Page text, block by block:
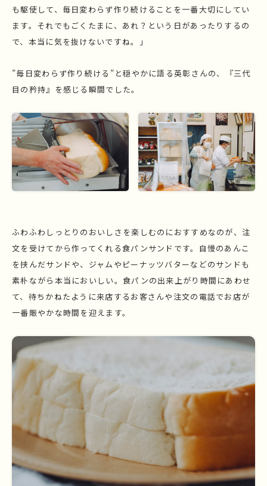
も駆使して、毎日変わらず作り続けることを一番大切にしてい
ます。それでもごくたまに、あれ？という日があったりするの
で、本当に気を抜けないですね。」
”毎日変わらず作り続ける”と穏やかに語る英彰さんの、『三代
目の矜持』を感じる瞬間でした。
ふわふわしっとりのおいしさを楽しむのにおすすめなのが、注
文を受けてから作ってくれる食パンサンドです。自慢のあんこ
を挟んだサンドや、ジャムやピーナッツバターなどのサンドも
素朴ながら本当においしい。食パンの出来上がり時間にあわせ
て、待ちかねたように来店するお客さんや注文の電話でお店が
一番賑やかな時間を迎えます。